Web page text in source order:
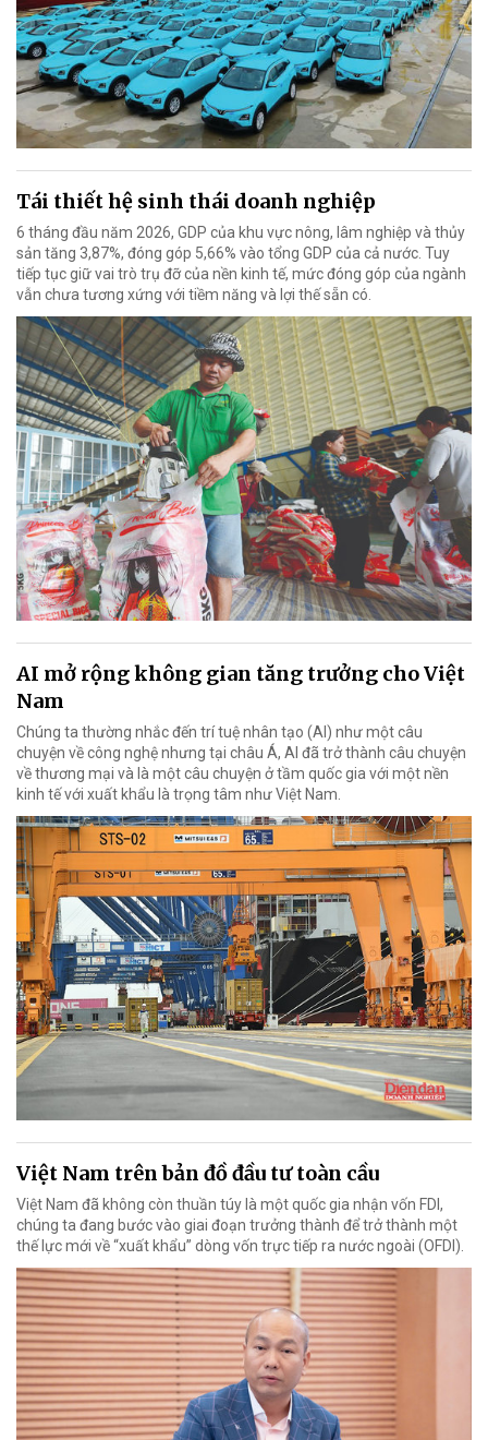
Tái thiết hệ sinh thái doanh nghiệp
6 tháng đầu năm 2026, GDP của khu vực nông, lâm nghiệp và thủy
sản tăng 3,87%, đóng góp 5,66% vào tổng GDP của cả nước. Tuy
tiếp tục giữ vai trò trụ đỡ của nền kinh tế, mức đóng góp của ngành
vẫn chưa tương xứng với tiềm năng và lợi thế sẵn có.
AI mở rộng không gian tăng trưởng cho Việt
Nam
Chúng ta thường nhắc đến trí tuệ nhân tạo (AI) như một câu
chuyện về công nghệ nhưng tại châu Á, AI đã trở thành câu chuyện
về thương mại và là một câu chuyện ở tầm quốc gia với một nền
kinh tế với xuất khẩu là trọng tâm như Việt Nam.
Việt Nam trên bản đồ đầu tư toàn cầu
Việt Nam đã không còn thuần túy là một quốc gia nhận vốn FDI,
chúng ta đang bước vào giai đoạn trưởng thành để trở thành một
thế lực mới về “xuất khẩu” dòng vốn trực tiếp ra nước ngoài (OFDI).